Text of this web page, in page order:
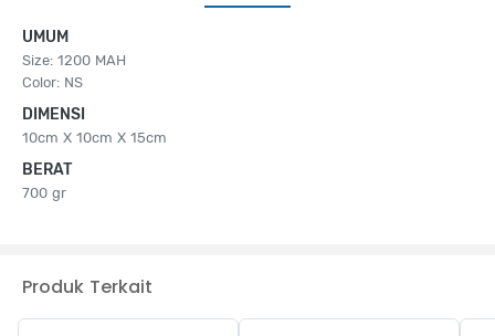
UMUM
Size: 1200 MAH
Color: NS
DIMENSI
10cm X 10cm X 15cm
BERAT
700 gr
Produk Terkait